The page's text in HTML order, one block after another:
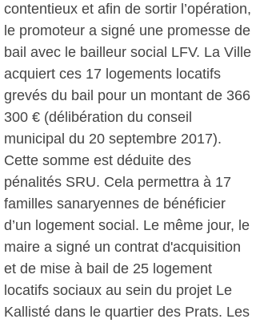
contentieux et afin de sortir l’opération,
le promoteur a signé une promesse de
bail avec le bailleur social LFV. La Ville
acquiert ces 17 logements locatifs
grevés du bail pour un montant de 366
300 € (délibération du conseil
municipal du 20 septembre 2017).
Cette somme est déduite des
pénalités SRU. Cela permettra à 17
familles sanaryennes de bénéficier
d’un logement social. Le même jour, le
maire a signé un contrat d'acquisition
et de mise à bail de 25 logement
locatifs sociaux au sein du projet Le
Kallisté dans le quartier des Prats. Les